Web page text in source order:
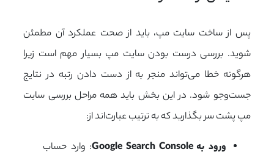
پس از ساخت سایت مپ، باید از صحت عملکرد آن مطمئن
شوید. بررسی درست بودن سایت مپ بسیار مهم است زیرا
هرگونه خطا می‌تواند منجر به از دست دادن رتبه در نتایج
جست‌وجو شود. در این بخش باید همه مراحل بررسی سایت
مپ پشت سر بگذارید که به ترتیب عبارت‌اند از:
ورود بهGoogle Search Console: وارد حساب